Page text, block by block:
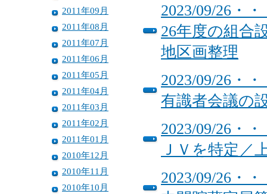
2011年09月
2011年08月
2011年07月
2011年06月
2011年05月
2011年04月
2011年03月
2011年02月
2011年01月
2010年12月
2010年11月
2010年10月
2023/09/26・
26年度の組合
地区画整理
2023/09/26・
有識者会議の
2023/09/26・
ＪＶを特定／
2023/09/26・